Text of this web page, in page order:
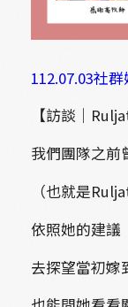
112.07.03社
【訪談｜
我們團隊之
（也就是
依照她的建議
去探望當初